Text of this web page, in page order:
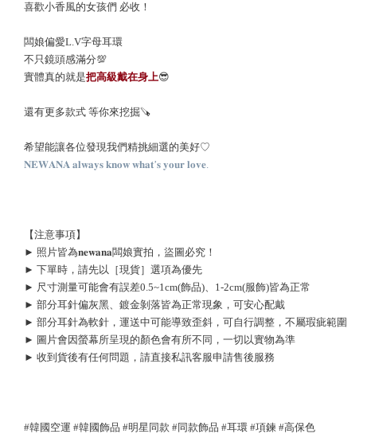
喜歡小香風的女孩們 必收！
闆娘偏愛L.V字母耳環
不只鏡頭感滿分💯
實體真的就是把高級戴在身上😎
還有更多款式 等你來挖掘🪚
希望能讓各位發現我們精挑細選的美好♡
𝐍𝐄𝐖𝐀𝐍𝐀 𝐚𝐥𝐰𝐚𝐲𝐬 𝐤𝐧𝐨𝐰 𝐰𝐡𝐚𝐭’𝐬 𝐲𝐨𝐮𝐫 𝐥𝐨𝐯𝐞.
【注意事項】
► 照片皆為𝐧𝐞𝐰𝐚𝐧𝐚闆娘實拍，盜圖必究！
► 下單時，請先以［現貨］選項為優先
► 尺寸測量可能會有誤差0.5~1cm(飾品)、1-2cm(服飾)皆為正常
► 部分耳針偏灰黑、鍍金剝落皆為正常現象，可安心配戴
► 部分耳針為軟針，運送中可能導致歪斜，可自行調整，不屬瑕疵範圍
► 圖片會因螢幕所呈現的顏色會有所不同，一切以實物為準
► 收到貨後有任何問題，請直接私訊客服申請售後服務
#韓國空運 #韓國飾品 #明星同款 #同款飾品 #耳環 #項鍊 #高保色